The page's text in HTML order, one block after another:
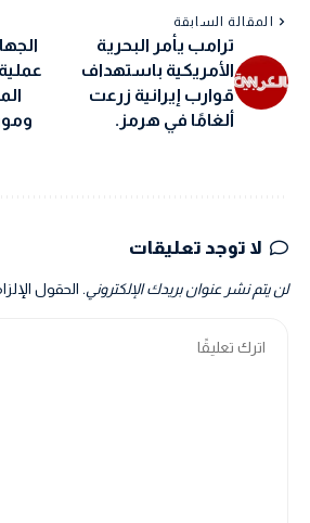
المقالة السابقة
ترامب يأمر البحرية
الأمريكية باستهداف
قوارب إيرانية زرعت
ألغامًا في هرمز.
لا توجد تعليقات
لن يتم نشر عنوان بريدك الإلكتروني. الحقول